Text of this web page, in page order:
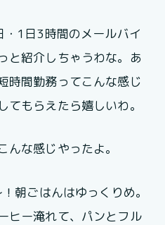
1日3時間のメールバイ
と紹介しちゃうわな。あ
時間勤務ってこんな感じ
もらえたら嬉しいわ。
な感じやったよ。
朝ごはんはゆっくりめ。
ヒー淹れて、パンとフル